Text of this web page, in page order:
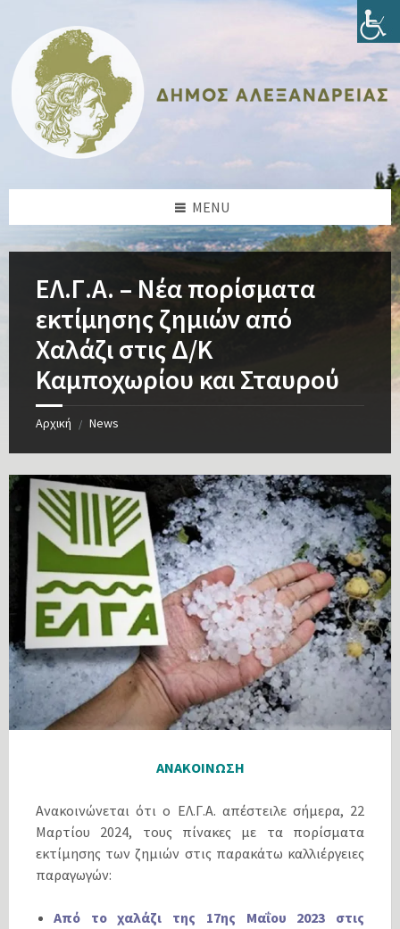
content
sidebar
sidebar
footer
MENU
ΕΛ.Γ.Α. – Νέα πορίσματα
εκτίμησης ζημιών από
Χαλάζι στις Δ/Κ
Καμποχωρίου και Σταυρού
Αρχική / News
ΑΝΑΚΟΙΝΩΣΗ
Ανακοινώνεται ότι ο ΕΛ.Γ.Α. απέστειλε σήμερα, 22
Μαρτίου 2024, τους πίνακες µε τα πορίσµατα
εκτίµησης των ζηµιών στις παρακάτω καλλιέργειες
παραγωγών:
Από το χαλάζι της 17ης Μαΐου 2023 στις